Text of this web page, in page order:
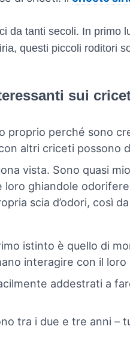
da tanti secoli. In primo
questi piccoli roditori
sui
proprio perché sono
altri criceti
vista. Sono quasi
loro ghiandole
scia d’odori, così
istinto è quello di
interagire con il
addestrati a
tra i due e tre anni –